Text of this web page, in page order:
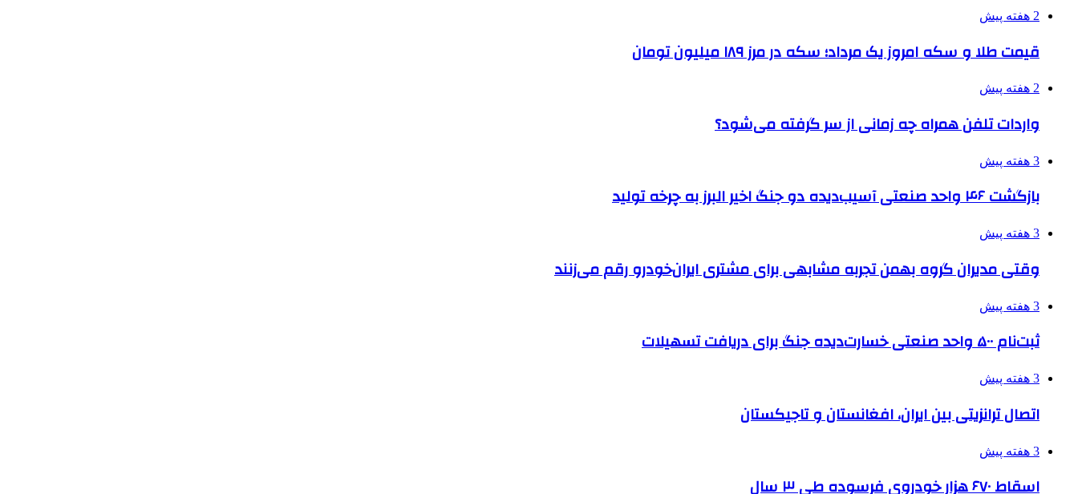
2 هفته پیش
قیمت طلا و سکه امروز یک مرداد؛ سکه در مرز ۱۸۹ میلیون تومان
2 هفته پیش
واردات تلفن همراه چه زمانی از سر گرفته می‌شود؟
3 هفته پیش
بازگشت ۴۶ واحد صنعتی آسیب‌دیده دو جنگ اخیر البرز به چرخه تولید
3 هفته پیش
وقتی مدیران گروه بهمن تجربه مشابهی برای مشتری ایران‌خودرو رقم می‌زنند
3 هفته پیش
ثبت‌نام ۵۰۰ واحد صنعتی خسارت‌دیده جنگ برای دریافت تسهیلات
3 هفته پیش
اتصال ترانزیتی بین ایران، افغانستان و تاجیکستان
3 هفته پیش
اسقاط ۶۷۰ هزار خودروی فرسوده طی ۳ سال